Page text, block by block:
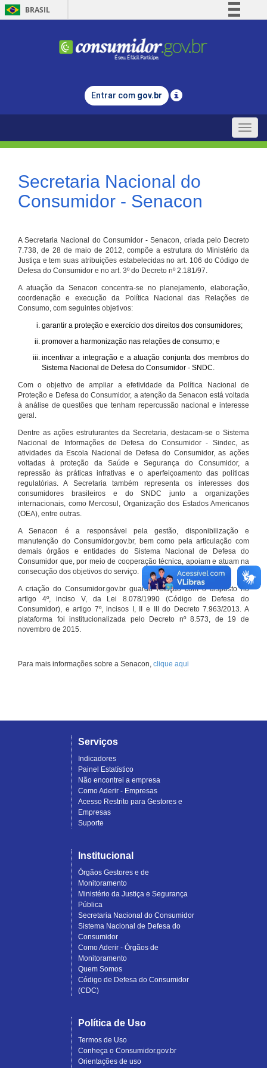
BRASIL
Comunica BR
Legislação
Entrar com gov.br
Toggle
Secretaria Nacional do
Consumidor - Senacon
A Secretaria Nacional do Consumidor - Senacon, criada pelo Decreto
7.738, de 28 de maio de 2012, compõe a estrutura do Ministério da
Justiça e tem suas atribuições estabelecidas no art. 106 do Código de
Defesa do Consumidor e no art. 3º do Decreto nº 2.181/97.
A atuação da Senacon concentra-se no planejamento, elaboração,
coordenação e execução da Política Nacional das Relações de
Consumo, com seguintes objetivos:
garantir a proteção e exercício dos direitos dos consumidores;
promover a harmonização nas relações de consumo; e
incentivar a integração e a atuação conjunta dos membros do
Sistema Nacional de Defesa do Consumidor - SNDC.
Com o objetivo de ampliar a efetividade da Política Nacional de
Proteção e Defesa do Consumidor, a atenção da Senacon está voltada
à análise de questões que tenham repercussão nacional e interesse
geral.
Dentre as ações estruturantes da Secretaria, destacam-se o Sistema
Nacional de Informações de Defesa do Consumidor - Sindec, as
atividades da Escola Nacional de Defesa do Consumidor, as ações
voltadas à proteção da Saúde e Segurança do Consumidor, a
repressão às práticas infrativas e o aperfeiçoamento das políticas
regulatórias. A Secretaria também representa os interesses dos
consumidores brasileiros e do SNDC junto a organizações
internacionais, como Mercosul, Organização dos Estados Americanos
(OEA), entre outras.
A Senacon é a responsável pela gestão, disponibilização e
manutenção do Consumidor.gov.br, bem como pela articulação com
demais órgãos e entidades do Sistema Nacional de Defesa do
Consumidor que, por meio de cooperação técnica, apoiam e atuam na
consecução dos objetivos do serviço.
A criação do Consumidor.gov.br guarda relação com o disposto no
artigo 4º, inciso V, da Lei 8.078/1990 (Código de Defesa do
Consumidor), e artigo 7º, incisos I, II e III do Decreto 7.963/2013. A
plataforma foi institucionalizada pelo Decreto nº 8.573, de 19 de
novembro de 2015.
Para mais informações sobre a Senacon, clique aqui
Serviços
Indicadores
Painel Estatístico
Não encontrei a empresa
Como Aderir - Empresas
Acesso Restrito para Gestores e
Empresas
Suporte
Institucional
Órgãos Gestores e de
Monitoramento
Ministério da Justiça e Segurança
Pública
Secretaria Nacional do Consumidor
Sistema Nacional de Defesa do
Consumidor
Como Aderir - Órgãos de
Monitoramento
Quem Somos
Código de Defesa do Consumidor
(CDC)
Política de Uso
Termos de Uso
Conheça o Consumidor.gov.br
Orientações de uso